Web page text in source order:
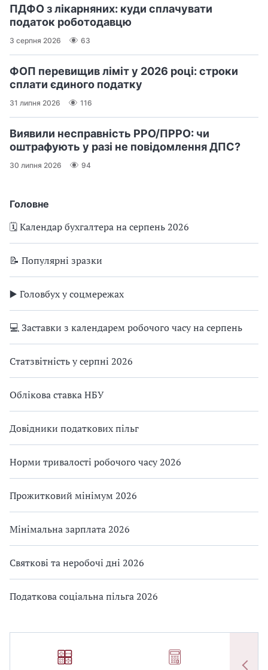
Головне
🗓️ Календар бухгалтера на серпень 2026
📝 Популярні зразки
▶️ Головбух у соцмережах
💻 Заставки з календарем робочого часу на серпень
Статзвітність у серпні 2026
Облікова ставка НБУ
Довідники податкових пільг
Норми тривалості робочого часу 2026
Прожитковий мінімум 2026
Мінімальна зарплата 2026
Святкові та неробочі дні 2026
Податкова соціальна пільга 2026
ПДФО з лікарняних: куди сплачувати
податок роботодавцю
3 серпня 2026 63
ФОП перевищив ліміт у 2026 році: строки
сплати єдиного податку
31 липня 2026 116
Виявили несправність РРО/ПРРО: чи
оштрафують у разі не повідомлення ДПС?
30 липня 2026 94